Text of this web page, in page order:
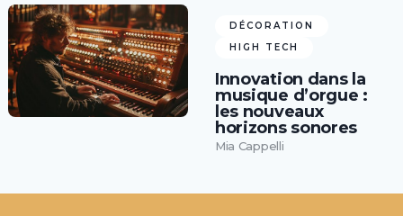
DÉCORATION
HIGH TECH
Innovation dans la
musique d’orgue :
les nouveaux
horizons sonores
Mia Cappelli